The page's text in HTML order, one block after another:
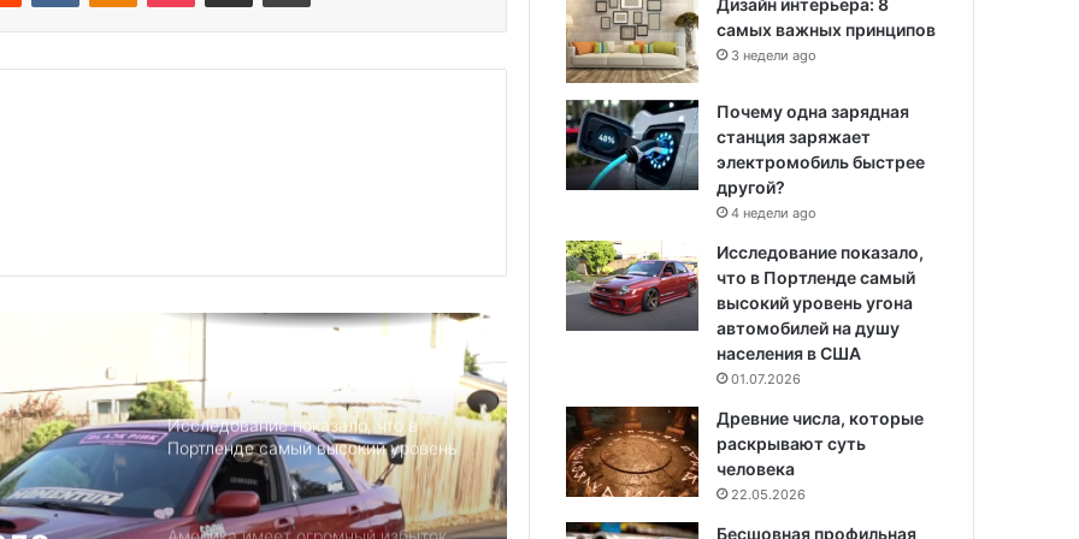
Джанет Л. Йеллен в Суниве в
открытым небом
Исследование показало, что в
Портленде самый высокий уровень
угона автомобилей на душу
населения в США
Америка имеет огромный избыток
сыра
Дизайн интерьера: 8
самых важных принципов
3 недели ago
Почему одна зарядная
станция заряжает
электромобиль быстрее
другой?
4 недели ago
Исследование показало,
что в Портленде самый
высокий уровень угона
автомобилей на душу
населения в США
01.07.2026
Древние числа, которые
раскрывают суть
человека
22.05.2026
Бесшовная профильная